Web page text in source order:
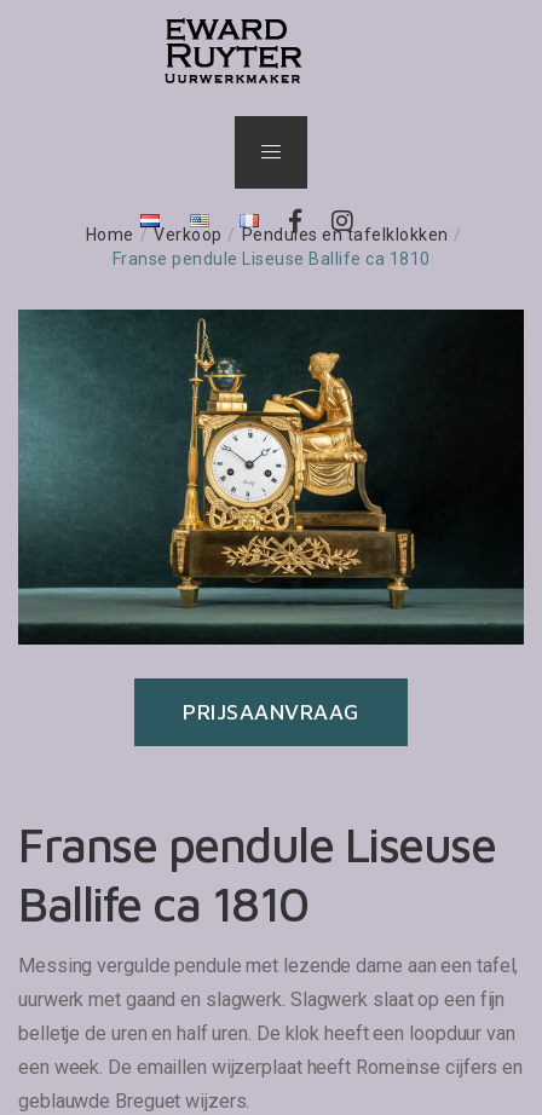
Home / Verkoop / Pendules en tafelklokken /
Franse pendule Liseuse Ballife ca 1810
PRIJSAANVRAAG
Franse pendule Liseuse
Ballife ca 1810
Messing vergulde pendule met lezende dame aan een tafel,
uurwerk met gaand en slagwerk. Slagwerk slaat op een fijn
belletje de uren en half uren. De klok heeft een loopduur van
een week. De emaillen wijzerplaat heeft Romeinse cijfers en
geblauwde Breguet wijzers.